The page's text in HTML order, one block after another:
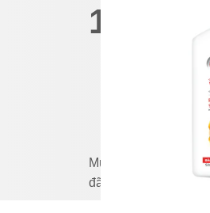
10
Mua ngay Sữa Tắm
đãi tại đây!